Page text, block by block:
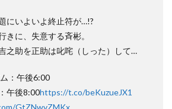
にいよいよ終止符が…!?
きに、失意する斉彬。
之助を正助は叱咤（しった）して…
：午後6:00
午後8:00https://t.co/beKuzueJX1
GtZNwvZMKx